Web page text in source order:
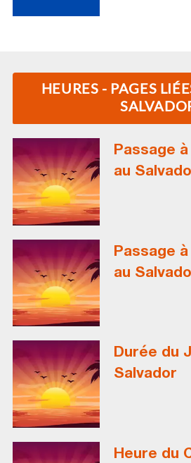
HEURES - PAGES
Passage
au
Passage
au
Durée du
Salvador
Heure du